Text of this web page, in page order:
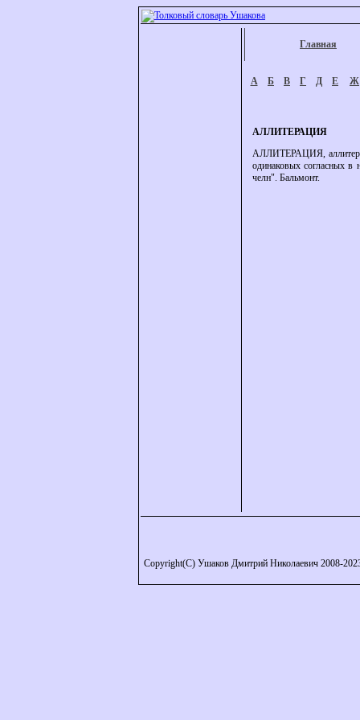
Главная
А Б В Г Д Е Ж
АЛЛИТЕРАЦИЯ
АЛЛИТЕРАЦИЯ,
одинаковых согласных в
челн". Бальмонт.
Copyright(C) Ушаков Дмитрий Николаевич 2008-